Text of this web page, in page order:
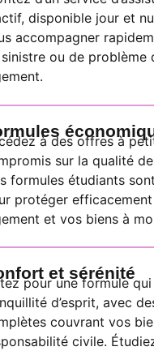
disponible jour et
accompagner
ou de problème
à des offres à
sur la qualité
formules étudiants
protéger
et vos biens à
et sérénité
pour une formule
d’esprit, avec
couvrant vos
civile.